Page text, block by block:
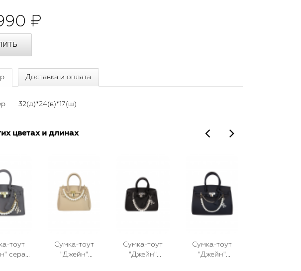
₽
Доставка и оплата
32(д)*24(в)*17(ш)
цветах и длинах
тоут
серая,
Сумка-тоут
"Джейн"
Сумка-тоут
"Джейн"
Сумка-тоут
"Джейн"